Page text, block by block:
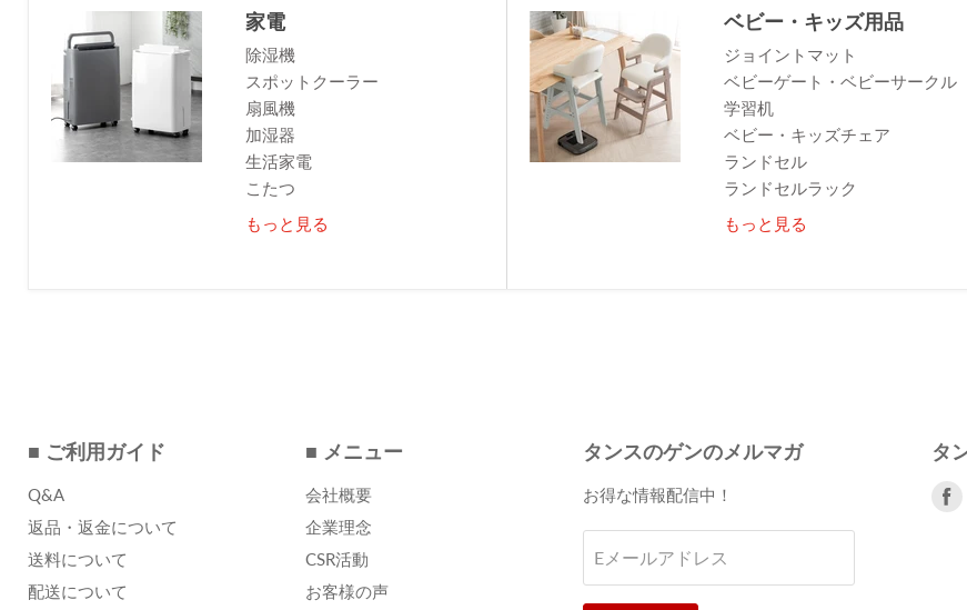
家電
除湿機
スポットクーラー
扇風機
加湿器
生活家電
こたつ
もっと見る
ベビー・キッズ用品
ジョイントマット
ベビーゲート・ベビーサークル
学習机
ベビー・キッズチェア
ランドセル
ランドセルラック
もっと見る
■ ご利用ガイド
Q&A
返品・返金について
送料について
配送について
■ メニュー
会社概要
企業理念
CSR活動
お客様の声
タンスのゲンのメルマガ
お得な情報配信中！
Eメールアドレス
タ